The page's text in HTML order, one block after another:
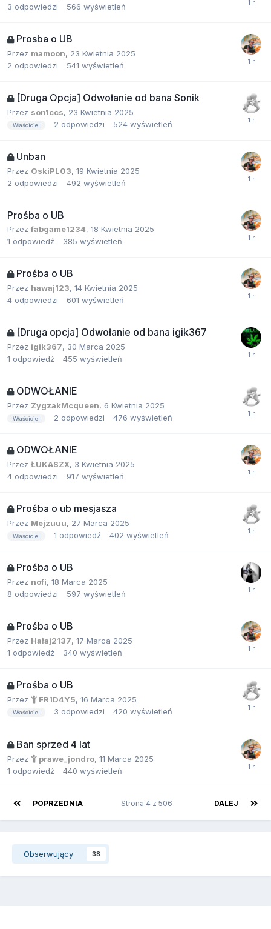
3 odpowiedzi 566 wyświetleń
Prosba o UB
Przez mamoon, 23 Kwietnia 2025
2 odpowiedzi 541 wyświetleń
[Druga Opcja] Odwołanie od bana Sonik
Przez son1ccs, 23 Kwietnia 2025
Właściciel 2 odpowiedzi 524 wyświetleń
Unban
Przez OskiPL03, 19 Kwietnia 2025
2 odpowiedzi 492 wyświetleń
Prośba o UB
Przezfabgame1234, 18 Kwietnia 2025
1 odpowiedź 385 wyświetleń
Prośba o UB
Przez hawaj123, 14 Kwietnia 2025
4 odpowiedzi 601 wyświetleń
[Druga opcja] Odwołanie od bana igik367
Przez igik367, 30 Marca 2025
1 odpowiedź 455 wyświetleń
ODWOŁANIE
Przez ZygzakMcqueen, 6 Kwietnia 2025
Właściciel 2 odpowiedzi 476 wyświetleń
ODWOŁANIE
Przez ŁUKASZX, 3 Kwietnia 2025
4 odpowiedzi 917 wyświetleń
Prośba o ub mesjasza
Przez Mejzuuu, 27 Marca 2025
Właściciel 1 odpowiedź 402 wyświetleń
Prośba o UB
Przez nofi, 18 Marca 2025
8 odpowiedzi 597 wyświetleń
Prośba o UB
Przez Hałaj2137, 17 Marca 2025
1 odpowiedź 340 wyświetleń
Prośba o UB
Przez FR1D4Y5, 16 Marca 2025
Właściciel 3 odpowiedzi 420 wyświetleń
Ban sprzed 4 lat
Przez prawe_jondro, 11 Marca 2025
1 odpowiedź 440 wyświetleń
POPRZEDNIA DALEJ
Strona 4 z 506
Obserwujący 38